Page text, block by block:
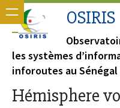
OSIRIS
les systèmes
inforoutes au Sénégal
Hémisphere